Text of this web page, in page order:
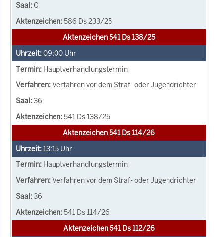
C
586 Ds 233/25
Aktenzeichen 541 Ds 138/25
09:00 Uhr
Hauptverhandlungstermin
Verfahren vor dem Straf- oder Jugendrichter
36
541 Ds 138/25
Aktenzeichen 541 Ds 114/26
13:15 Uhr
Hauptverhandlungstermin
Verfahren vor dem Straf- oder Jugendrichter
36
541 Ds 114/26
Aktenzeichen 541 Ds 112/26